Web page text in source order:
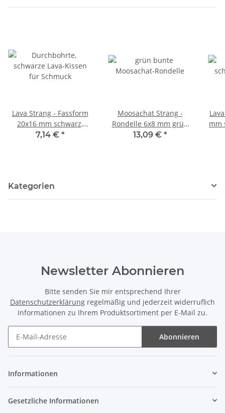
Lava Strang - Fassform
20x16 mm schwarz,
Länge 38,5 cm /5120
7,14 € *
Moosachat Strang -
Rondelle 6x8 mm grün
multicolor, Länge 38 cm
13,09 € *
mm
Kategorien
Newsletter Abonnieren
Bitte senden Sie mir entsprechend Ihrer
Datenschutzerklärung regelmäßig und jederzeit widerruflich
Informationen zu Ihrem Produktsortiment per E-Mail zu.
Abonnieren
Informationen
Gesetzliche Informationen